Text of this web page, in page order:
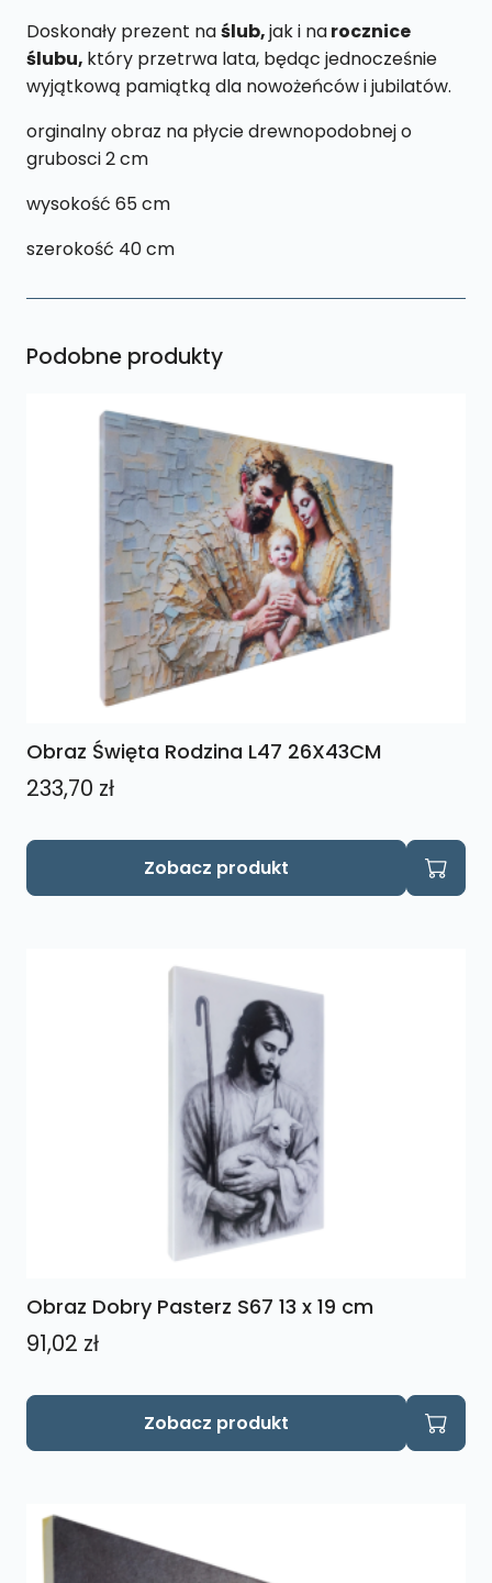
Doskonały prezent naślub,jak i narocznice
ślubu, który przetrwa lata, będąc jednocześnie
wyjątkową pamiątką dla nowożeńców i jubilatów.
orginalny obraz na płycie drewnopodobnej o
grubosci 2 cm
wysokość 65 cm
szerokość 40 cm
Podobne produkty
Obraz Święta Rodzina L47 26X43CM
233,70 zł
Zobacz produkt
Obraz Dobry Pasterz S67 13 x 19 cm
91,02 zł
Zobacz produkt